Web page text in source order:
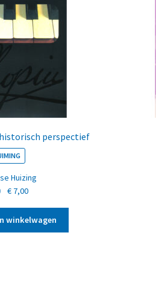
perspectief
Huizing
Oorspronkelijke
was:
€ 22,50.
€ 7,00Huidige
is:
€ 7,00.
winkelwagen